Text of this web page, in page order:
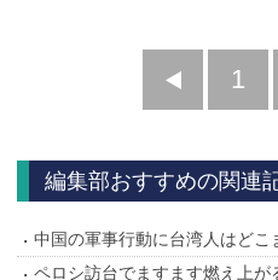
前
1
編集部おすすめの関連
中国の軍事行動に台湾人はど
ペロシ訪台でますます燃え上が